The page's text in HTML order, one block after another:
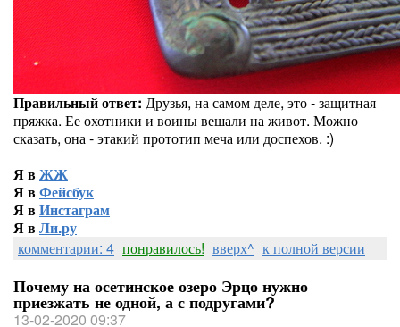
Правильный ответ: Друзья, на самом деле, это - защитная
пряжка. Ее охотники и воины вешали на живот. Можно
сказать, она - этакий прототип меча или доспехов. :)
Я вЖЖ
Я вФейсбук
Я вИнстаграм
Я вЛи.ру
комментарии: 4 понравилось! вверх^ к полной версии
Почему на осетинское озеро Эрцо нужно
приезжать не одной, а с подругами?
13-02-2020 09:37